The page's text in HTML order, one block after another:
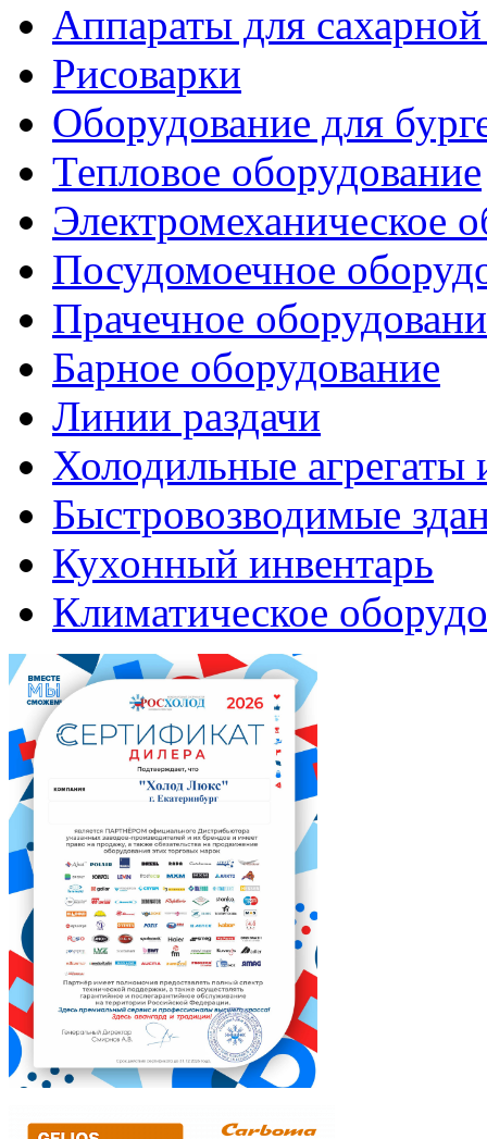
Аппараты для
Рисоварки
Оборудование для
Тепловое оборудование
Электромеханическое
Посудомоечное
Прачечное
Барное оборудование
Линии раздачи
Холодильные агрегаты
Быстровозводимые
Кухонный инвентарь
Климатическое